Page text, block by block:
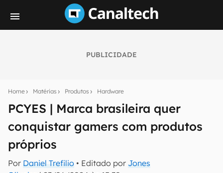
PUBLICIDADE
Home Matérias Produtos Hardware
PCYES | Marca brasileira quer
conquistar gamers com produtos
próprios
Por Daniel Trefilio • Editado por Jones
notícias e reviews sobre tecnologia em primeira
mão.
E-mail
inscreva-se